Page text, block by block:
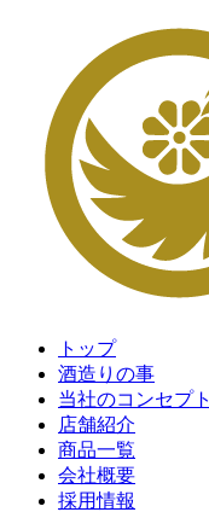
トップ
酒造りの事
当社のコンセプト
店舗紹介
商品一覧
会社概要
採用情報